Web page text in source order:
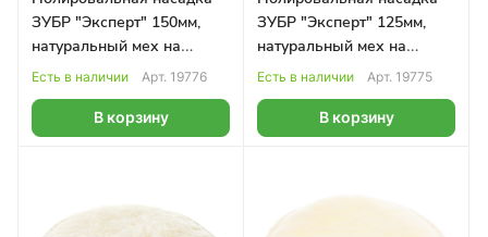
ЗУБР "Эксперт" 150мм,
натуральный мех на
липучке
Есть в наличии Арт. 19776
В корзину
ЗУБР "Эксперт" 125мм,
натуральный мех на
липучке
Есть в наличии Арт. 19775
В корзину